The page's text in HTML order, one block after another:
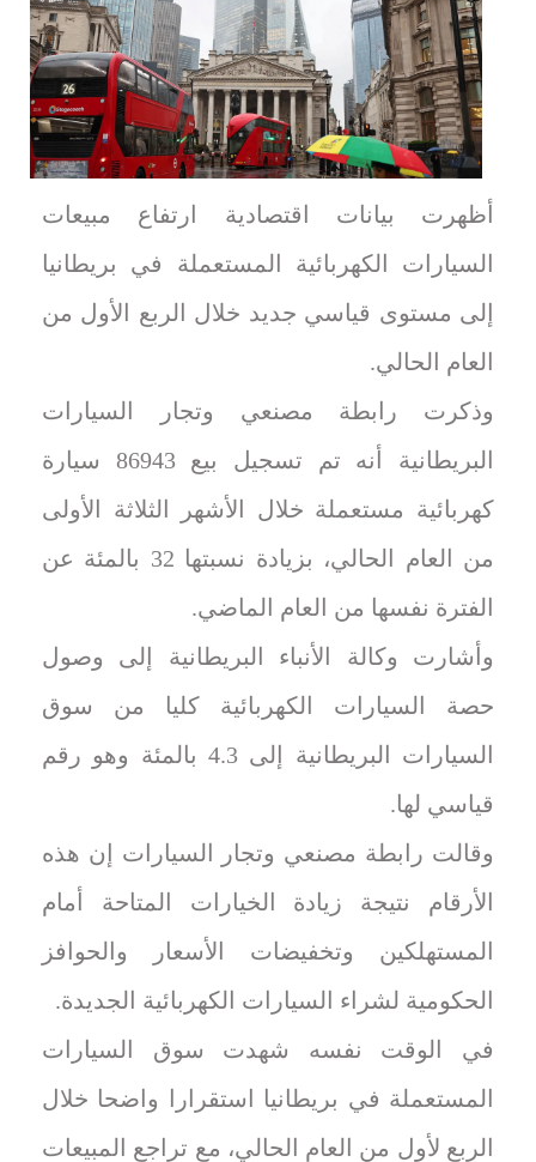
أظهرت بيانات اقتصادية ارتفاع مبيعات
السيارات الكهربائية المستعملة في بريطانيا
إلى مستوى قياسي جديد خلال الربع الأول من
العام الحالي.
وذكرت رابطة مصنعي وتجار السيارات
البريطانية أنه تم تسجيل بيع 86943 سيارة
كهربائية مستعملة خلال الأشهر الثلاثة الأولى
من العام الحالي، بزيادة نسبتها 32 بالمئة عن
الفترة نفسها من العام الماضي.
وأشارت وكالة الأنباء البريطانية إلى وصول
حصة السيارات الكهربائية كليا من سوق
السيارات البريطانية إلى 4.3 بالمئة وهو رقم
قياسي لها.
وقالت رابطة مصنعي وتجار السيارات إن هذه
الأرقام نتيجة زيادة الخيارات المتاحة أمام
المستهلكين وتخفيضات الأسعار والحوافز
الحكومية لشراء السيارات الكهربائية الجديدة.
في الوقت نفسه شهدت سوق السيارات
المستعملة في بريطانيا استقرارا واضحا خلال
الربع لأول من العام الحالي، مع تراجع المبيعات